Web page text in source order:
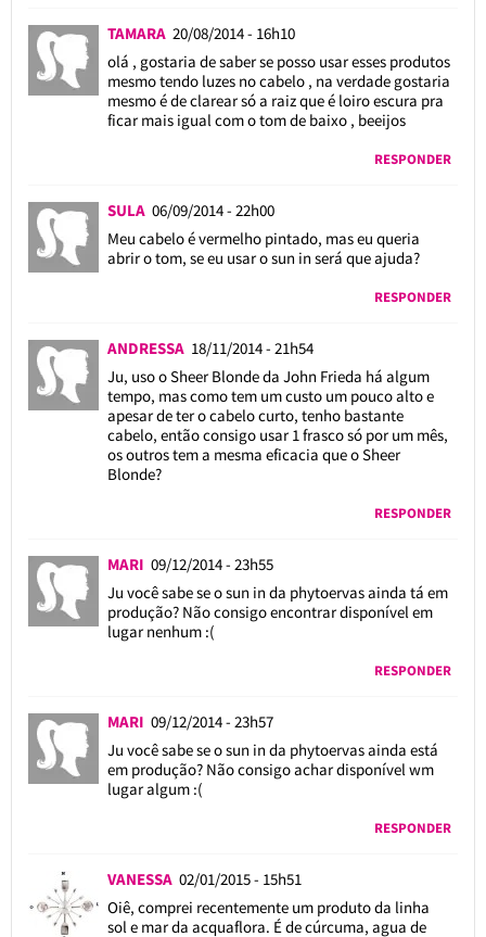
TAMARA 20/08/2014 - 16h10
olá , gostaria de saber se posso usar esses produtos
mesmo tendo luzes no cabelo , na verdade gostaria
mesmo é de clarear só a raiz que é loiro escura pra
ficar mais igual com o tom de baixo , beeijos
RESPONDER
SULA 06/09/2014 - 22h00
Meu cabelo é vermelho pintado, mas eu queria
abrir o tom, se eu usar o sun in será que ajuda?
RESPONDER
ANDRESSA 18/11/2014 - 21h54
Ju, uso o Sheer Blonde da John Frieda há algum
tempo, mas como tem um custo um pouco alto e
apesar de ter o cabelo curto, tenho bastante
cabelo, então consigo usar 1 frasco só por um mês,
os outros tem a mesma eficacia que o Sheer
Blonde?
RESPONDER
MARI 09/12/2014 - 23h55
Ju você sabe se o sun in da phytoervas ainda tá em
produção? Não consigo encontrar disponível em
lugar nenhum :(
RESPONDER
MARI 09/12/2014 - 23h57
Ju você sabe se o sun in da phytoervas ainda está
em produção? Não consigo achar disponível wm
lugar algum :(
RESPONDER
VANESSA 02/01/2015 - 15h51
Oiê, comprei recentemente um produto da linha
sol e mar da acquaflora. É de cúrcuma, agua de